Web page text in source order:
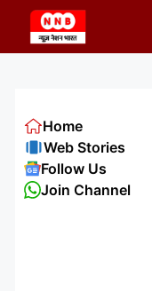
content
Home
Web Stories
Follow Us
Join Channel